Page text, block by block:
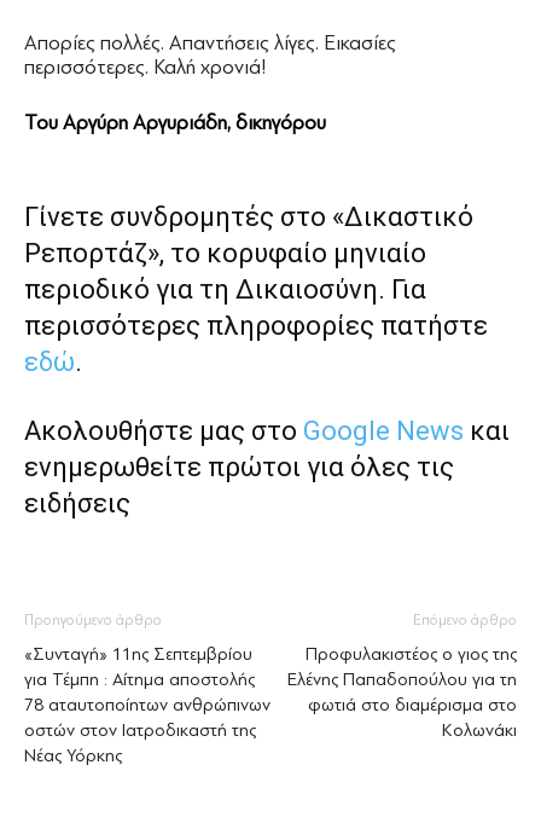
Απορίες πολλές. Απαντήσεις λίγες. Εικασίες
περισσότερες. Καλή χρονιά!
Του Αργύρη Αργυριάδη, δικηγόρου
Γίνετε συνδρομητές στο «Δικαστικό
Ρεπορτάζ», το κορυφαίο μηνιαίο
περιοδικό για τη Δικαιοσύνη. Για
περισσότερες πληροφορίες πατήστε
εδώ.
Ακολουθήστε μας στο Google News και
ενημερωθείτε πρώτοι για όλες τις
ειδήσεις
Προηγούμενο άρθρο
«Συνταγή» 11ης Σεπτεμβρίου
για Τέμπη : Αίτημα αποστολής
78 αταυτοποίητων ανθρώπινων
οστών στον Ιατροδικαστή της
Νέας Υόρκης
Επόμενο άρθρο
Προφυλακιστέος ο γιος της
Ελένης Παπαδοπούλου για τη
φωτιά στο διαμέρισμα στο
Κολωνάκι